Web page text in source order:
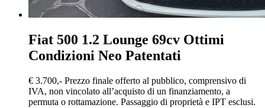
Fiat 500 1.2 Lounge 69cv Ottimi
Condizioni Neo Patentati
€ 3.700,- Prezzo finale offerto al pubblico, comprensivo di
IVA, non vincolato all’acquisto di un finanziamento, a
permuta o rottamazione. Passaggio di proprietà e IPT esclusi.